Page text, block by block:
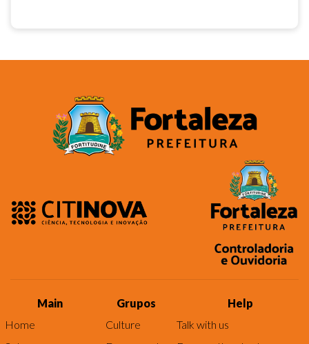
Main
Home
Grupos
Culture
Help
Talk with us